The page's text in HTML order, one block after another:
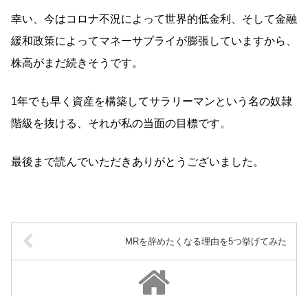
幸い、今はコロナ不況によって世界的低金利、そして金融
緩和政策によってマネーサプライが膨張していますから、
株高がまだ続きそうです。
1年でも早く資産を構築してサラリーマンという名の奴隷
階級を抜ける、それが私の当面の目標です。
最後まで読んでいただきありがとうございました。
MRを辞めたくなる理由を5つ挙げてみた